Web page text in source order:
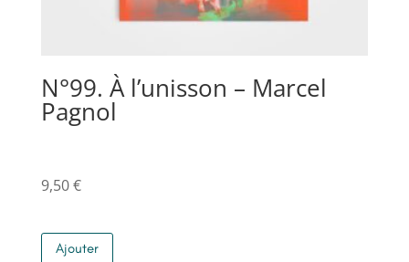
N°99. À l’unisson – Marcel
Pagnol
9,50€
Ajouter